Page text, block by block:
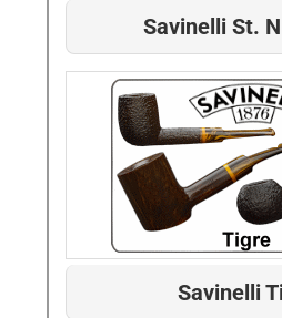
Savinelli St.
Savinelli